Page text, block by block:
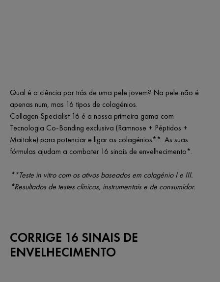
Qual é a ciência por trás de uma pele jovem? Na pele não é
apenas num, mas 16 tipos de colagénios.
Collagen Specialist 16 é a nossa primeira gama com
Tecnologia Co-Bonding exclusiva (Ramnose + Péptidos +
Maitake) para potenciar e ligar os colagénios**. As suas
fórmulas ajudam a combater 16 sinais de envelhecimento*.
**Teste in vitro com os ativos baseados em colagénio I e III.
*Resultados de testes clínicos, instrumentais e de consumidor.
CORRIGE 16 SINAIS DE
ENVELHECIMENTO